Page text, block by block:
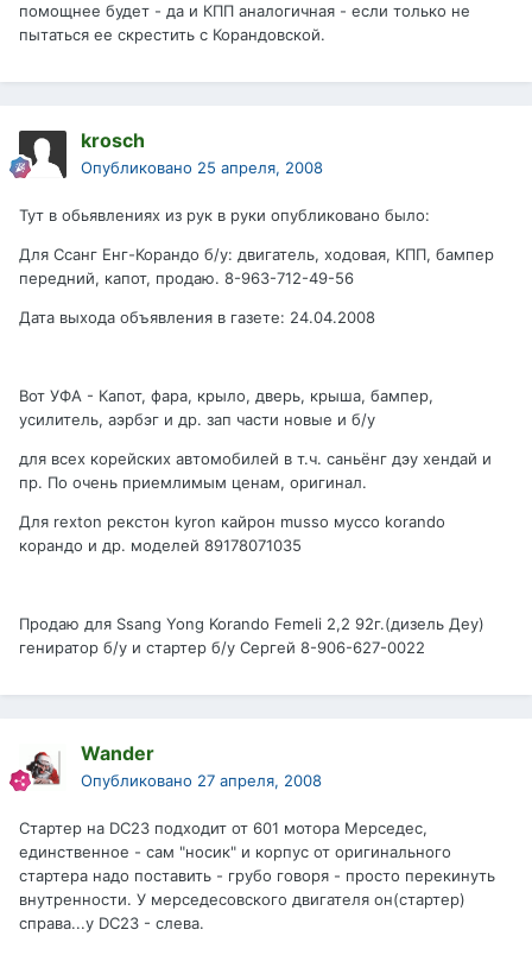
помощнее будет - да и КПП аналогичная - если только не
пытаться ее скрестить с Корандовской.
krosch
Опубликовано 25 апреля, 2008
Тут в обьявлениях из рук в руки опубликовано было:
Для Ссанг Енг-Корандо б/у: двигатель, ходовая, КПП, бампер
передний, капот, продаю. 8-963-712-49-56
Дата выхода объявления в газете: 24.04.2008
Вот УФА - Капот, фара, крыло, дверь, крыша, бампер,
усилитель, аэрбэг и др. зап части новые и б/у
для всех корейских автомобилей в т.ч. саньёнг дэу хендай и
пр. По очень приемлимым ценам, оригинал.
Для rexton рекстон kyron кайрон musso муссо korando
корандо и др. моделей 89178071035
Продаю для Ssang Yong Korando Femeli 2,2 92г.(дизель Деу)
гениратор б/у и стартер б/у Сергей 8-906-627-0022
Wander
Опубликовано 27 апреля, 2008
Стартер на DC23 подходит от 601 мотора Мерседес,
единственное - сам "носик" и корпус от оригинального
стартера надо поставить - грубо говоря - просто перекинуть
внутренности. У мерседесовского двигателя он(стартер)
справа...у DC23 - слева.